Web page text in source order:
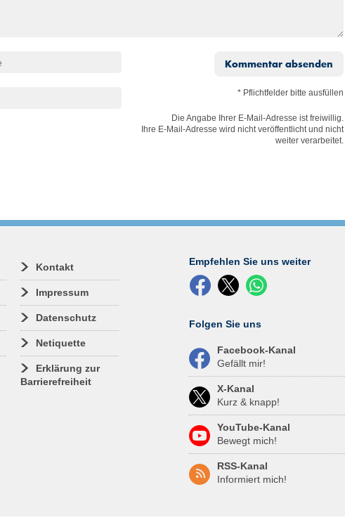
Kommentar absenden
* Pflichtfelder bitte ausfüllen
Die Angabe Ihrer E-Mail-Adresse ist freiwillig.
Ihre E-Mail-Adresse wird nicht veröffentlicht und nicht
weiter verarbeitet.
Kontakt
Impressum
Datenschutz
Netiquette
Erklärung zur
Barrierefreiheit
Empfehlen Sie uns weiter
Folgen Sie uns
Facebook-Kanal
Gefällt mir!
X-Kanal
Kurz & knapp!
YouTube-Kanal
Bewegt mich!
RSS-Kanal
Informiert mich!